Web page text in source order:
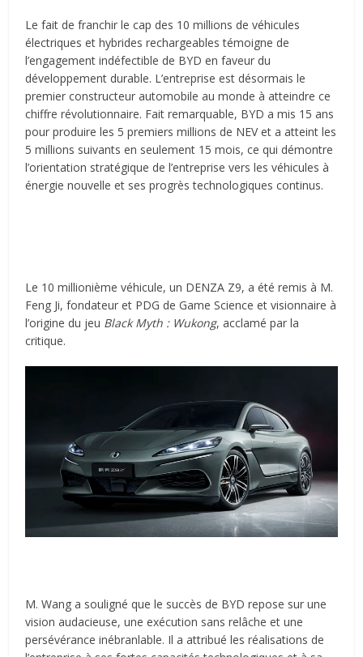
Le fait de franchir le cap des 10 millions de véhicules
électriques et hybrides rechargeables témoigne de
l’engagement indéfectible de BYD en faveur du
développement durable. L’entreprise est désormais le
premier constructeur automobile au monde à atteindre ce
chiffre révolutionnaire. Fait remarquable, BYD a mis 15 ans
pour produire les 5 premiers millions de NEV et a atteint les
5 millions suivants en seulement 15 mois, ce qui démontre
l’orientation stratégique de l’entreprise vers les véhicules à
énergie nouvelle et ses progrès technologiques continus.
Le 10 millionième véhicule, un DENZA Z9, a été remis à M.
Feng Ji, fondateur et PDG de Game Science et visionnaire à
l’origine du jeu Black Myth : Wukong, acclamé par la
critique.
M. Wang a souligné que le succès de BYD repose sur une
vision audacieuse, une exécution sans relâche et une
persévérance inébranlable. Il a attribué les réalisations de